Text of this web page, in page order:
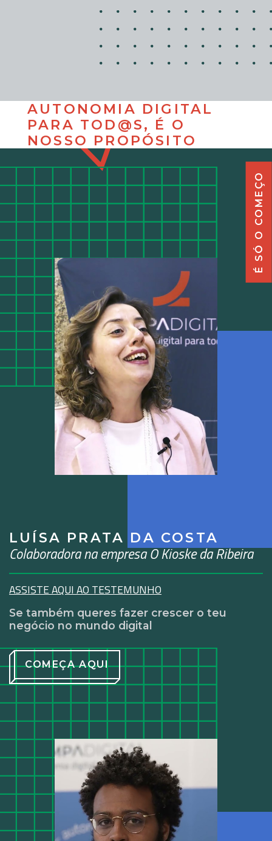
AUTONOMIA DIGITAL
PARA TOD@S, É O
NOSSO PROPÓSITO
LUÍSA PRATA DA COSTA
Colaboradora na empresa O Kioske da Ribeira
ASSISTE AQUI AO TESTEMUNHO
Se também queres fazer crescer o teu
negócio no mundo digital
COMEÇA AQUI
É SÓ O COMEÇO